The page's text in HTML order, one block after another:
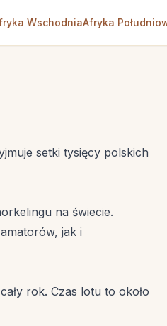
WschodniaAfryka
setki tysięcy polskich
na świecie.
jak i
rok. Czas lotu to około